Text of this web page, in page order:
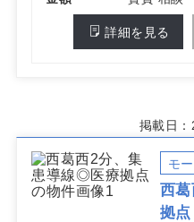
詳細を見る
掲載日
モ
西
拠点